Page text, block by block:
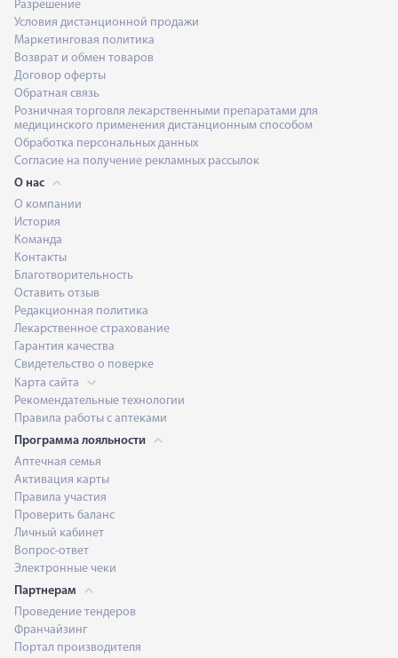
Разрешение
Условия дистанционной продажи
Маркетинговая политика
Возврат и обмен товаров
Договор оферты
Обратная связь
Розничная торговля лекарственными препаратами для
медицинского применения дистанционным способом
Обработка персональных данных
Согласие на получение рекламных рассылок
О нас
О компании
История
Команда
Контакты
Благотворительность
Оставить отзыв
Редакционная политика
Лекарственное страхование
Гарантия качества
Свидетельство о поверке
Карта сайта
Рекомендательные технологии
Правила работы с аптеками
Программа лояльности
Аптечная семья
Активация карты
Правила участия
Проверить баланс
Личный кабинет
Вопрос-ответ
Электронные чеки
Партнерам
Проведение тендеров
Франчайзинг
Портал производителя